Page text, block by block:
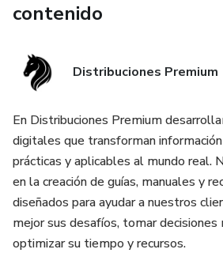
contenido
Distribuciones Premium
En Distribuciones Premium
digitales que transforman
prácticas y aplicables al mundo real.
en la creación de guías, manuales y
diseñados para ayudar a nuestros
mejor sus desafíos, tomar decisiones
optimizar su tiempo y recursos.